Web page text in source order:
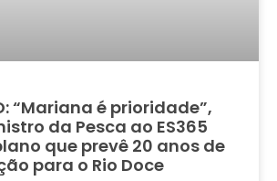
“Mariana é prioridade”,
da Pesca ao ES365
que prevê 20 anos de
para o Rio Doce